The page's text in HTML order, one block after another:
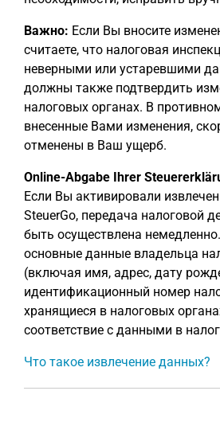
Важно: Если Вы вносите
считаете, что налоговая
неверными или устаревшими
должны также подтвердить
налоговых органах. В
внесенные Вами изменения,
отменены в Ваш ущерб.
Online-Abgabe Ihrer
Если Вы активировали
SteuerGo, передача налоговой
быть осуществлена
основные данные владельца
(включая имя, адрес, дату
идентификационный номер
хранящиеся в налоговых
соответствие с данными в
Что такое извлечение данных?